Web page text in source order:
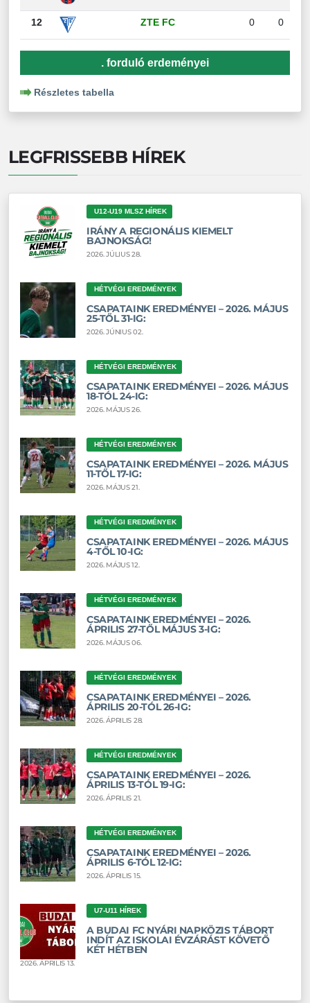
12 ZTE FC 0 0
. forduló erdeményei
Részletes tabella
LEGFRISSEBB HÍREK
U12-U19 MLSZ HÍREK
IRÁNY A REGIONÁLIS KIEMELT
BAJNOKSÁG!
2026. JÚLIUS 28.
HÉTVÉGI EREDMÉNYEK
CSAPATAINK EREDMÉNYEI – 2026. MÁJUS
25-TŐL 31-IG:
2026. JÚNIUS 02.
HÉTVÉGI EREDMÉNYEK
CSAPATAINK EREDMÉNYEI – 2026. MÁJUS
18-TÓL 24-IG:
2026. MÁJUS 26.
HÉTVÉGI EREDMÉNYEK
CSAPATAINK EREDMÉNYEI – 2026. MÁJUS
11-TŐL 17-IG:
2026. MÁJUS 21.
HÉTVÉGI EREDMÉNYEK
CSAPATAINK EREDMÉNYEI – 2026. MÁJUS
4-TŐL 10-IG:
2026. MÁJUS 12.
HÉTVÉGI EREDMÉNYEK
CSAPATAINK EREDMÉNYEI – 2026.
ÁPRILIS 27-TŐL MÁJUS 3-IG:
2026. MÁJUS 06.
HÉTVÉGI EREDMÉNYEK
CSAPATAINK EREDMÉNYEI – 2026.
ÁPRILIS 20-TÓL 26-IG:
2026. ÁPRILIS 28.
HÉTVÉGI EREDMÉNYEK
CSAPATAINK EREDMÉNYEI – 2026.
ÁPRILIS 13-TÓL 19-IG:
2026. ÁPRILIS 21.
HÉTVÉGI EREDMÉNYEK
CSAPATAINK EREDMÉNYEI – 2026.
ÁPRILIS 6-TÓL 12-IG:
2026. ÁPRILIS 15.
U7-U11 HÍREK
A BUDAI FC NYÁRI NAPKÖZIS TÁBORT
INDÍT AZ ISKOLAI ÉVZÁRÁST KÖVETŐ
KÉT HÉTBEN
2026. ÁPRILIS 13.